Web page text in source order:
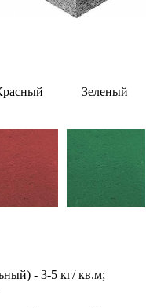
Зеленый
- 3-5 кг/ кв.м;